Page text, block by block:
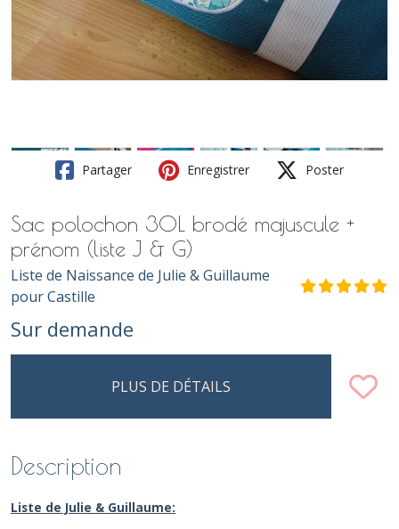
Partager Enregistrer Poster
Sac polochon 30L brodé majuscule +
prénom (liste J & G)
Liste de Naissance de Julie & Guillaume
pour Castille
Sur demande
PLUS DE DÉTAILS
Description
Liste de Julie & Guillaume: